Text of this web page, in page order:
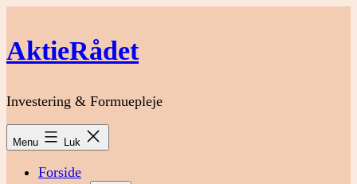
indhold
AktieRådet
Investering & Formuepleje
Menu Luk
Forside